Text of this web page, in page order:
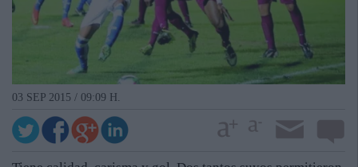
03 SEP 2015 / 09:09 H.